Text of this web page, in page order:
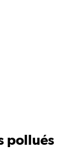
pollués